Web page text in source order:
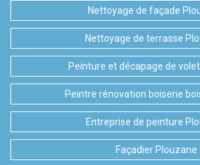
Nettoyage de façade
Nettoyage de terrasse
Peinture et décapage de
Peintre rénovation boiserie
Entreprise de peinture
Façadier Plouzane